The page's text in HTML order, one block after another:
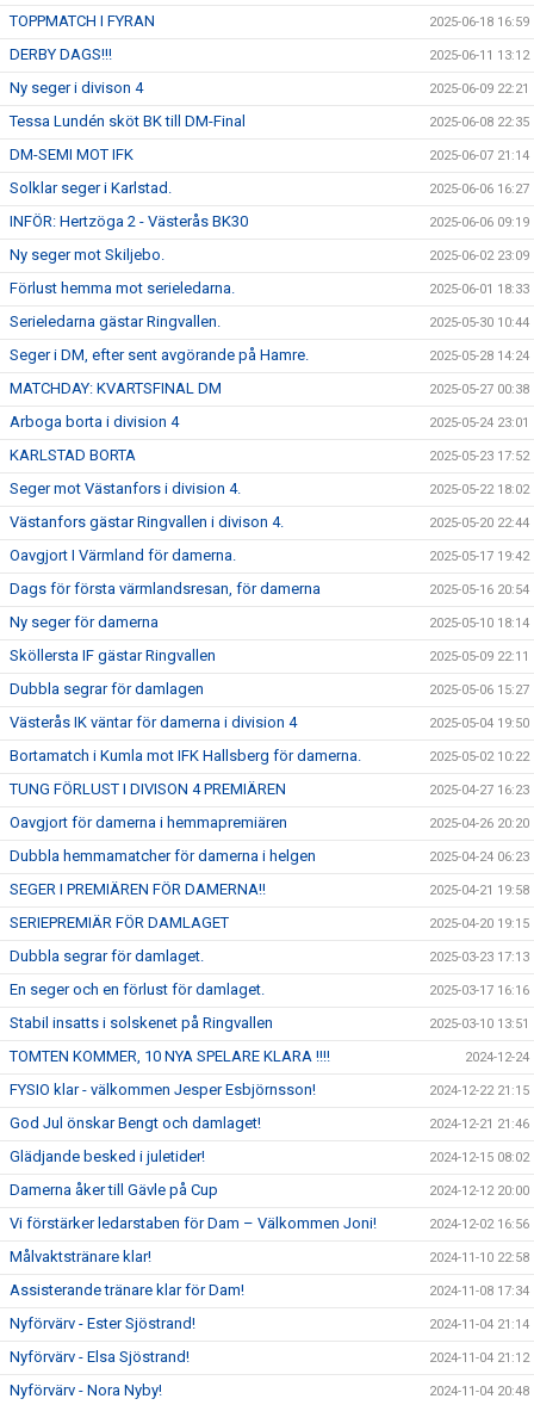
TOPPMATCH I FYRAN 2025-06-18 16:59
DERBY DAGS!!! 2025-06-11 13:12
Ny seger i divison 4 2025-06-09 22:21
Tessa Lundén sköt BK till DM-Final 2025-06-08 22:35
DM-SEMI MOT IFK 2025-06-07 21:14
Solklar seger i Karlstad. 2025-06-06 16:27
INFÖR: Hertzöga 2 - Västerås BK30 2025-06-06 09:19
Ny seger mot Skiljebo. 2025-06-02 23:09
Förlust hemma mot serieledarna. 2025-06-01 18:33
Serieledarna gästar Ringvallen. 2025-05-30 10:44
Seger i DM, efter sent avgörande på Hamre. 2025-05-28 14:24
MATCHDAY: KVARTSFINAL DM 2025-05-27 00:38
Arboga borta i division 4 2025-05-24 23:01
KARLSTAD BORTA 2025-05-23 17:52
Seger mot Västanfors i division 4. 2025-05-22 18:02
Västanfors gästar Ringvallen i divison 4. 2025-05-20 22:44
Oavgjort I Värmland för damerna. 2025-05-17 19:42
Dags för första värmlandsresan, för damerna 2025-05-16 20:54
Ny seger för damerna 2025-05-10 18:14
Sköllersta IF gästar Ringvallen 2025-05-09 22:11
Dubbla segrar för damlagen 2025-05-06 15:27
Västerås IK väntar för damerna i division 4 2025-05-04 19:50
Bortamatch i Kumla mot IFK Hallsberg för damerna. 2025-05-02 10:22
TUNG FÖRLUST I DIVISON 4 PREMIÄREN 2025-04-27 16:23
Oavgjort för damerna i hemmapremiären 2025-04-26 20:20
Dubbla hemmamatcher för damerna i helgen 2025-04-24 06:23
SEGER I PREMIÄREN FÖR DAMERNA!! 2025-04-21 19:58
SERIEPREMIÄR FÖR DAMLAGET 2025-04-20 19:15
Dubbla segrar för damlaget. 2025-03-23 17:13
En seger och en förlust för damlaget. 2025-03-17 16:16
Stabil insatts i solskenet på Ringvallen 2025-03-10 13:51
TOMTEN KOMMER, 10 NYA SPELARE KLARA !!!! 2024-12-24
FYSIO klar - välkommen Jesper Esbjörnsson! 2024-12-22 21:15
God Jul önskar Bengt och damlaget! 2024-12-21 21:46
Glädjande besked i juletider! 2024-12-15 08:02
Damerna åker till Gävle på Cup 2024-12-12 20:00
Vi förstärker ledarstaben för Dam – Välkommen Joni! 2024-12-02 16:56
Målvaktstränare klar! 2024-11-10 22:58
Assisterande tränare klar för Dam! 2024-11-08 17:34
Nyförvärv - Ester Sjöstrand! 2024-11-04 21:14
Nyförvärv - Elsa Sjöstrand! 2024-11-04 21:12
Nyförvärv - Nora Nyby! 2024-11-04 20:48